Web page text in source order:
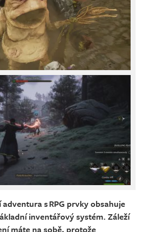
s RPG prvky obsahuje
inventářový systém. Záleží
máte na sobě, protože